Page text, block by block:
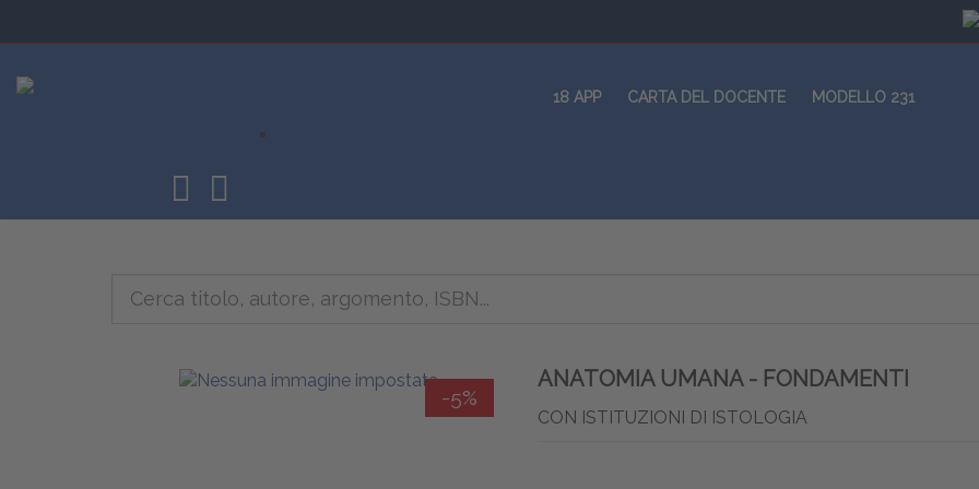
18 APP CARTA DEL DOCENTE MODELLO 231
-5%
ANATOMIA UMANA - FONDAMENTI
CON ISTITUZIONI DI ISTOLOGIA